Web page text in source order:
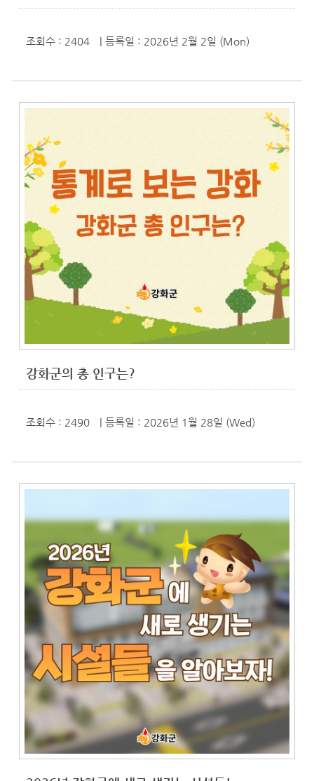
조회수 : 2404 | 등록일 : 2026년 2월 2일 (Mon)
강화군의 총 인구는?
조회수 : 2490 | 등록일 : 2026년 1월 28일 (Wed)